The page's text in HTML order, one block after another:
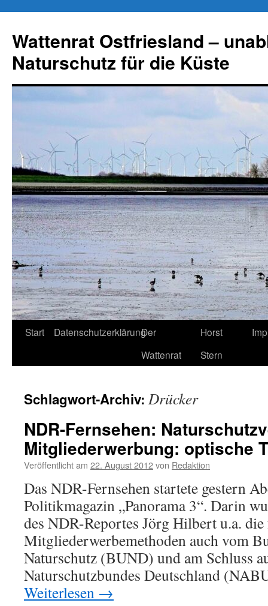
springen
Wattenrat Ostfriesland –
Naturschutz für die Küste
Start DatenschutzerklärungDer
Wattenrat
Horst
Stern
Schlagwort-Archiv: Drücker
NDR-Fernsehen:
Mitgliederwerbung: optische
Veröffentlicht am 22. August 2012von Redaktion
Das NDR-Fernsehen startete gestern
Politikmagazin „Panorama 3“. Darin
des NDR-Reportes Jörg Hilbert u.a.
Mitgliederwerbemethoden auch vom
Naturschutz (BUND) und am Schluss
Naturschutzbundes Deutschland
Weiterlesen →